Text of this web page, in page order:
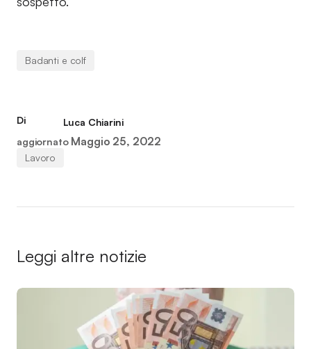
Badanti e colf
Di
Luca Chiarini
aggiornato Maggio 25, 2022
Lavoro
Leggi altre notizie